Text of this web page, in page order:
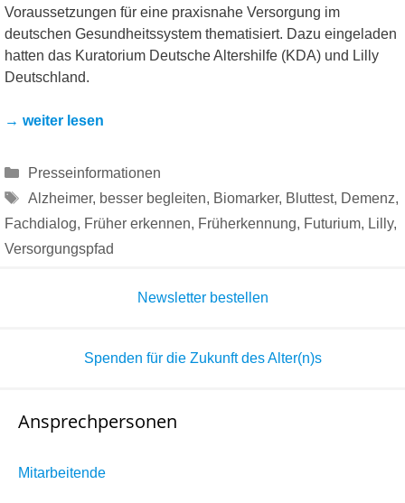
Voraussetzungen für eine praxisnahe Versorgung im
deutschen Gesundheitssystem thematisiert. Dazu eingeladen
hatten das Kuratorium Deutsche Altershilfe (KDA) und Lilly
Deutschland.
→ weiter lesen
Kategorien
Presseinformationen
Schlagwörter
Alzheimer, besser begleiten, Biomarker, Bluttest, Demenz,
Fachdialog, Früher erkennen, Früherkennung, Futurium, Lilly,
Versorgungspfad
Newsletter bestellen
Spenden für die Zukunft des Alter(n)s
Ansprechpersonen
Mitarbeitende